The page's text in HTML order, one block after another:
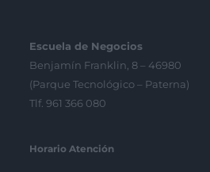
Escuela de Negocios
Benjamín Franklin, 8 – 46980
(Parque Tecnológico – Paterna)
Tlf. 961 366 080
Horario Atención